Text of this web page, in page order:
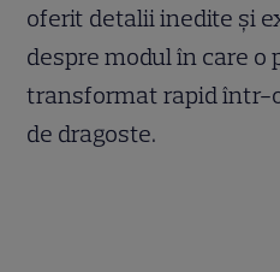
oferit detalii inedite și
despre modul în care o
transformat rapid într-
de dragoste.